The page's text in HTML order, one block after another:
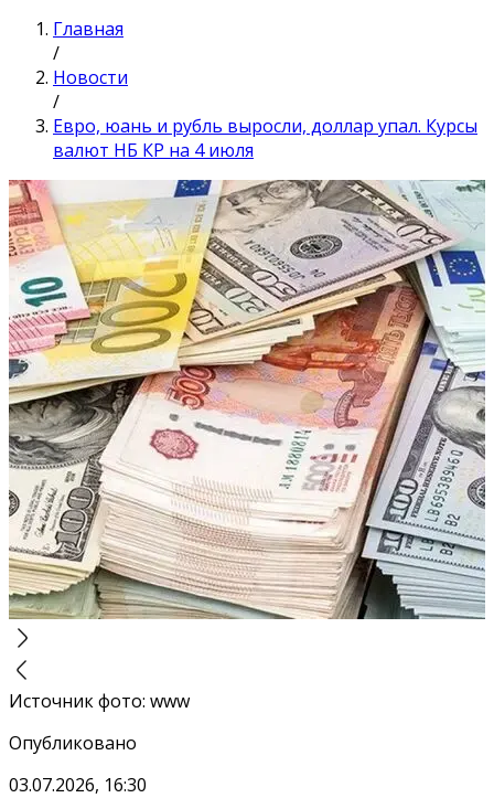
Главная
/
Новости
/
Евро, юань и рубль выросли, доллар упал. Курсы
валют НБ КР на 4 июля
Источник фото: www
Опубликовано
03.07.2026, 16:30